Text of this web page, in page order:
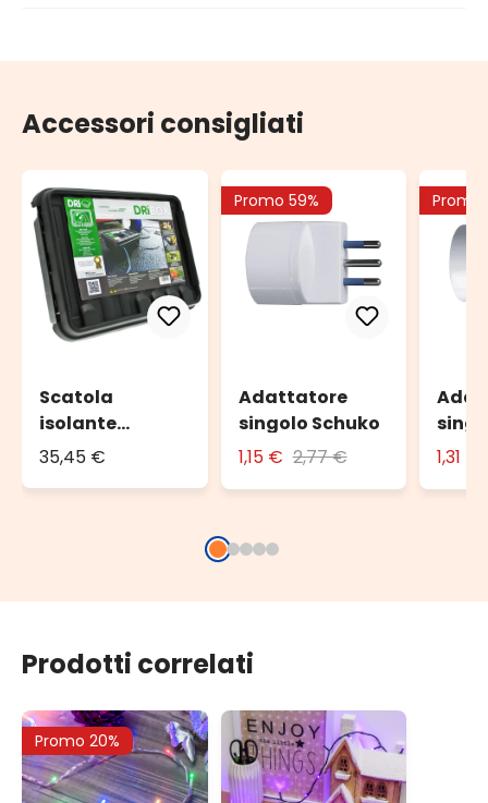
Accessori consigliati
Scatola
isolante
DRiBOX, 330 x
35,45 €
Promo 59%
Adattatore
singolo Schuko
1,15 € 2,77 €
Promo
con
1,31 €
Prodotti correlati
Promo 20%